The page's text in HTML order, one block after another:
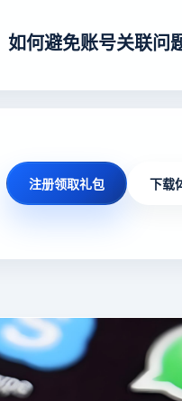
如何避免账号关联问
注册领取礼包 下载